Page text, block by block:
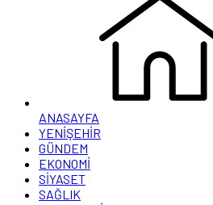
ANASAYFA
YENİŞEHİR
GÜNDEM
EKONOMİ
SİYASET
SAĞLIK